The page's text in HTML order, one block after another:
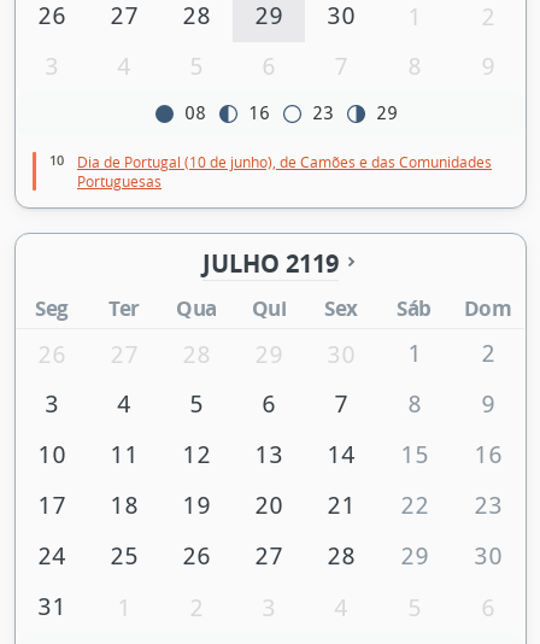
26
27 28 29 30 1
2
3
4 5 6 7 8 9
08 16 23 29
10
Dia de Portugal (10 de junho), de Camões e das Comunidades
Portuguesas
JULHO 2119
Seg Ter Qua Qui Sex Sáb Dom
26 27 28 29 30 1
2
3
4 5 6 7 8
9
10
11 12 13 14 15
16
17
18 19 20 21 22
23
24
25 26 27 28 29
30
31
1 2 3 4 5 6